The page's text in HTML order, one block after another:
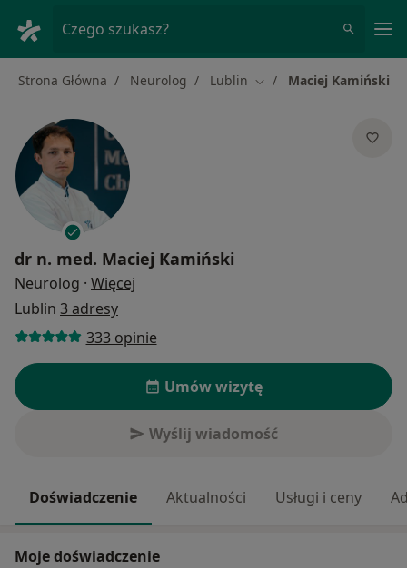
Czego szukasz?
Strona Główna Neurolog Lublin Zmień miasto
Maciej Kamiński
dr n. med. Maciej Kamiński
Neurolog · Więcej
Lublin 3 adresy
333 opinie
Umów wizytę
Wyślij wiadomość
Doświadczenie Aktualności Usługi i ceny
Moje doświadczenie